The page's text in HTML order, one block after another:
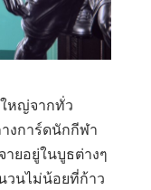
หญ่จากทั่ว
งการ์ดนักกีฬา
ยอยู่ในบูธต่างๆ
วนไม่น้อยที่ก้าว